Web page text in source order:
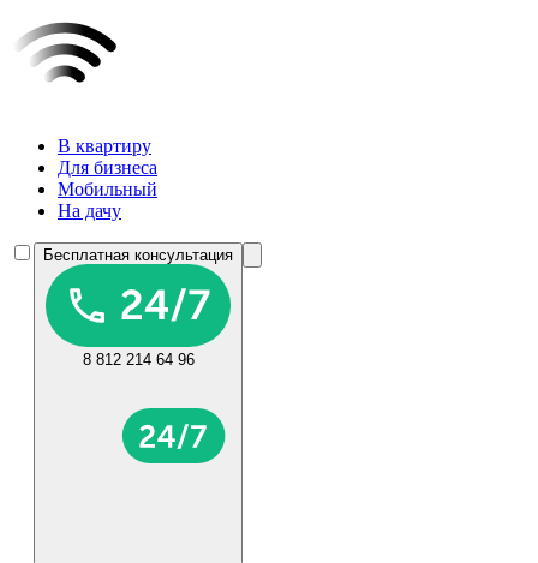
В квартиру
Для бизнеса
Мобильный
На дачу
Бесплатная консультация
8 812 214 64 96